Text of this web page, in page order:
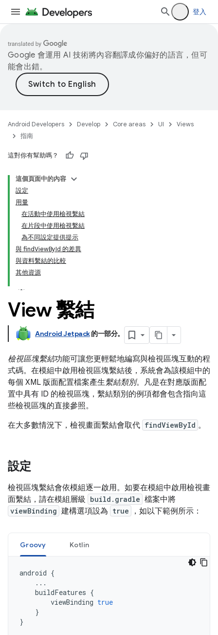
登入
Google 會運用 AI 技術將內容翻譯成你偏好的語言，但可
能會出錯。
Android Developers Develop Core areas UI
Views
指南
這對你有幫助嗎？
這個頁面中的內容
設定
用量
在活動中使用檢視繫結
在片段中使用檢視繫結
為不同設定提供提示
與 findViewById 的差異
與資料繫結的比較
其他資源
View 繫結
Android Jetpack的一部分。
檢視區塊繫結功能可讓您更輕鬆地編寫與檢視區塊互動的程
式碼。在模組中啟用檢視區塊繫結後，系統會為該模組中的
每個 XML 版面配置檔案產生繫結類別。凡是在對應版面配
置中具有 ID 的檢視區塊，繫結類別的例項都會包含指向這
些檢視區塊的直接參照。
在大多數情況下，檢視畫面繫結會取代 findViewById 。
設定
檢視區塊繫結會依模組逐一啟用。如要在模組中啟用檢視畫
面繫結，請在模組層級 build.gradle 檔案中將
viewBinding 建構選項設為 true ，如以下範例所示：
Groovy Kotlin
android {
...
buildFeatures {
viewBinding true
}
}